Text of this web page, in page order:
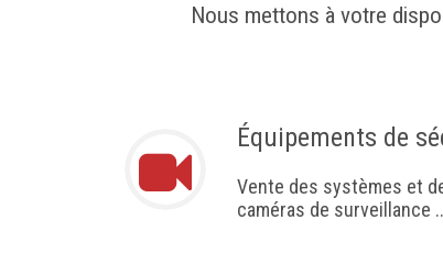
Nous mettons à votre
Équipements de
Vente des systèmes et
caméras de surveillance